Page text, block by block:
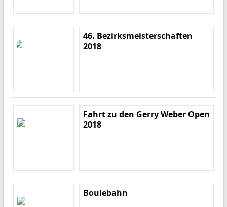
46. Bezirksmeisterschaften
2018
Fahrt zu den Gerry Weber Open
2018
Boulebahn